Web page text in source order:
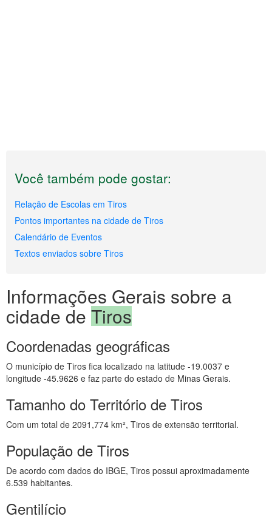
Você também pode gostar:
Relação de Escolas em Tiros
Pontos importantes na cidade de Tiros
Calendário de Eventos
Textos enviados sobre Tiros
Informações Gerais sobre a
cidade de Tiros
Coordenadas geográficas
O município de Tiros fica localizado na latitude -19.0037 e
longitude -45.9626 e faz parte do estado de Minas Gerais.
Tamanho do Território de Tiros
Com um total de 2091,774 km², Tiros de extensão territorial.
População de Tiros
De acordo com dados do IBGE, Tiros possui aproximadamente
6.539 habitantes.
Gentilício